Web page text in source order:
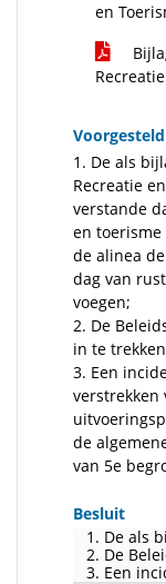
en
1. De als
Recreatie
verstande
en toerisme
de alinea
dag van
voegen;
2. De
in te
3. Een
verstrekken
de
van 5e
Besluit
1. De als
2. De
3. Een